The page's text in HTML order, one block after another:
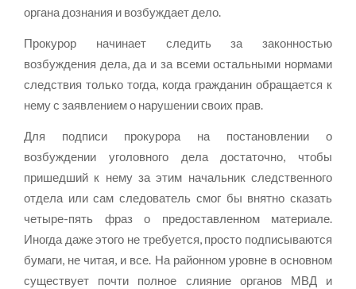
органа дознания и возбуждает дело.
Прокурор начинает следить за законностью
возбуждения дела, да и за всеми остальными нормами
следствия только тогда, когда гражданин обращается к
нему с заявлением о нарушении своих прав.
Для подписи прокурора на постановлении о
возбуждении уголовного дела достаточно, чтобы
пришедший к нему за этим начальник следственного
отдела или сам следователь смог бы внятно сказать
четыре-пять фраз о предоставленном материале.
Иногда даже этого не требуется, просто подписываются
бумаги, не читая, и все. На районном уровне в основном
существует почти полное слияние органов МВД и